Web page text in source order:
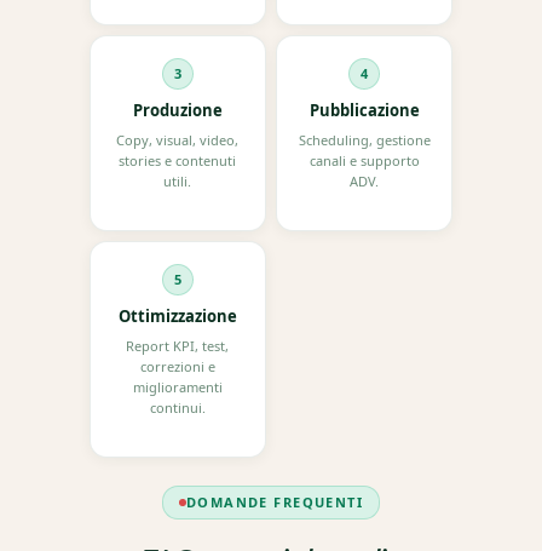
3
Produzione
Copy, visual, video,
stories e contenuti
utili.
4
Pubblicazione
Scheduling, gestione
canali e supporto
ADV.
5
Ottimizzazione
Report KPI, test,
correzioni e
miglioramenti
continui.
DOMANDE FREQUENTI